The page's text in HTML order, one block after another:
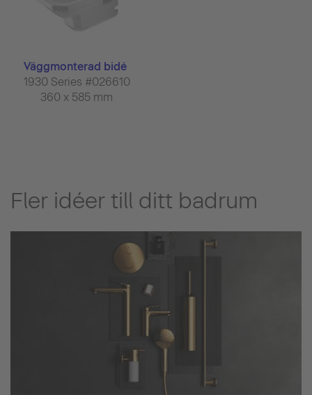
Väggmonterad bidé
1930 Series #026610
360 x 585 mm
Fler idéer till ditt badrum